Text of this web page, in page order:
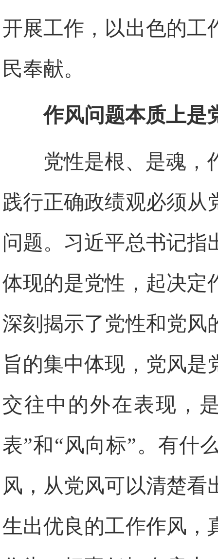
开展工作，以出色的工
民奉献。
作风问题本质上是
党性是根、是魂，
践行正确政绩观必须从
问题。习近平总书记指
体现的是党性，起决定
深刻揭示了党性和党风
旨的集中体现，党风是
交往中的外在表现，
表”和“风向标”。有什
风，从党风可以清楚看
生出优良的工作作风，